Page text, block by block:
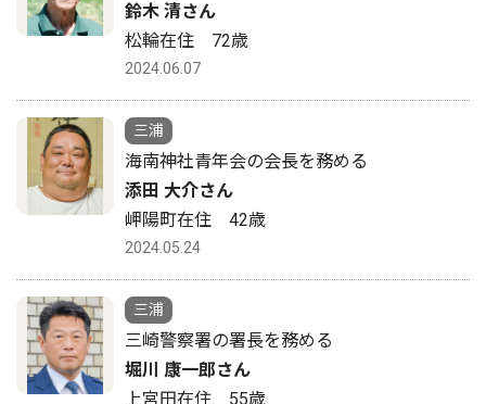
鈴木 清さん
松輪在住 72歳
2024.06.07
三浦
海南神社青年会の会長を務める
添田 大介さん
岬陽町在住 42歳
2024.05.24
三浦
三崎警察署の署長を務める
堀川 康一郎さん
上宮田在住 55歳